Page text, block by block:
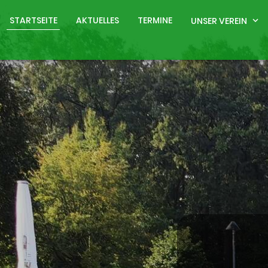
STARTSEITE AKTUELLES TERMINE UNSER VEREIN expand_more